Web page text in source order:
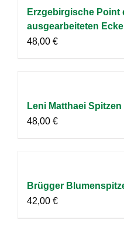
Erzgebirgische Point
ausgearbeiteten
48,00 €
Leni Matthaei Spitzen
48,00 €
Brügger
42,00 €